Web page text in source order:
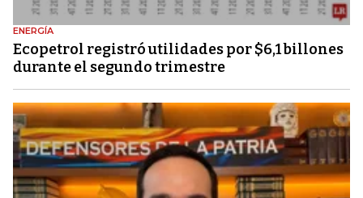
ENERGÍA
Ecopetrol registró utilidades por $6,1 billones
durante el segundo trimestre